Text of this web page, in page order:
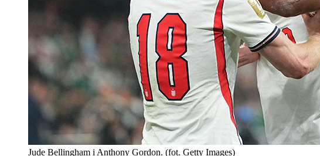
Jude Bellingham i Anthony Gordon. (fot. Getty Images)